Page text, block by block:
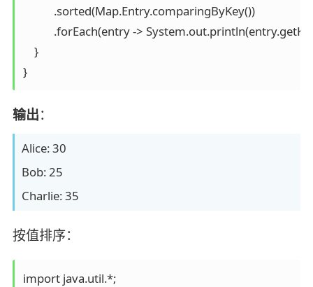
           .sorted(Map.Entry.comparingByKey())
.forEach(entry ->
    }
}
输出：
Alice: 30
Bob: 25
Charlie: 35
按值排序：
import java.util.*;